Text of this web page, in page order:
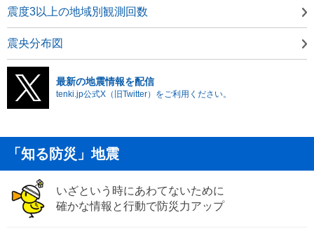
震度3以上の地域別観測回数
震央分布図
最新の地震情報を配信
tenki.jp公式X（旧Twitter）をご利用ください。
「知る防災」地震
いざという時にあわてないために
確かな情報と行動で防災力アップ